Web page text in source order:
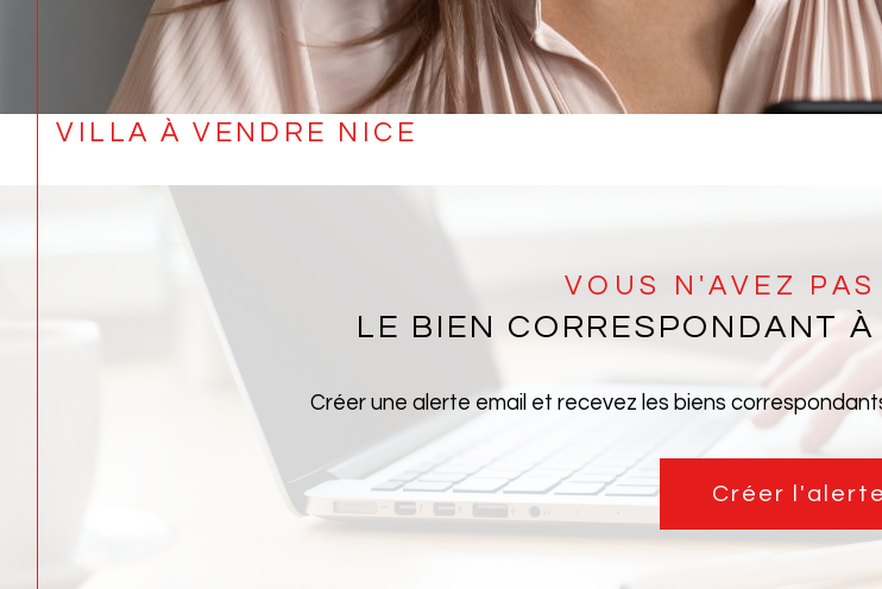
VILLA À VENDRE NICE
VOUS N'AVEZ
LE BIEN CORRESPONDANT
Créer une alerte email et recevez les biens
Créer l'alerte